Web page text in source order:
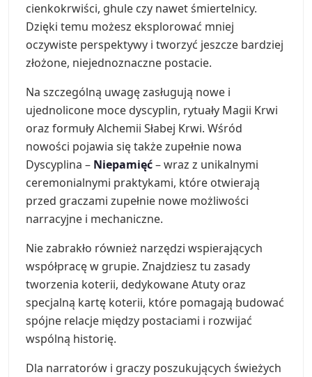
cienkokrwiści, ghule czy nawet śmiertelnicy.
Dzięki temu możesz eksplorować mniej
oczywiste perspektywy i tworzyć jeszcze bardziej
złożone, niejednoznaczne postacie.
Na szczególną uwagę zasługują nowe i
ujednolicone moce dyscyplin, rytuały Magii Krwi
oraz formuły Alchemii Słabej Krwi. Wśród
nowości pojawia się także zupełnie nowa
Dyscyplina – Niepamięć– wraz z unikalnymi
ceremonialnymi praktykami, które otwierają
przed graczami zupełnie nowe możliwości
narracyjne i mechaniczne.
Nie zabrakło również narzędzi wspierających
współpracę w grupie. Znajdziesz tu zasady
tworzenia koterii, dedykowane Atuty oraz
specjalną kartę koterii, które pomagają budować
spójne relacje między postaciami i rozwijać
wspólną historię.
Dla narratorów i graczy poszukujących świeżych